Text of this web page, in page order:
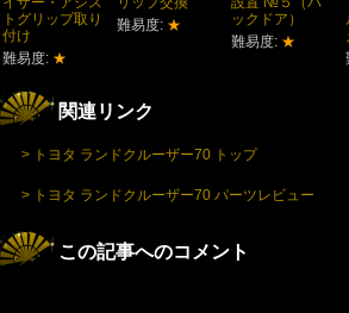
トグリップ取り
付け
難易度: ★
難易度: ★
ックドア）
難易度: ★
関連リンク
> トヨタ ランドクルーザー70 トップ
> トヨタ ランドクルーザー70 パーツレビュー
この記事へのコメント